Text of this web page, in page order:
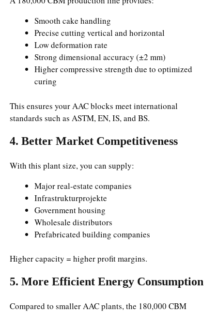
Smooth cake handling
Precise cutting vertical and horizontal
Low deformation rate
Strong dimensional accuracy (±2 mm)
Higher compressive strength due to optimized
curing
This ensures your AAC blocks meet international
standards such as ASTM, EN, IS, and BS.
4. Better Market Competitiveness
With this plant size, you can supply:
Major real-estate companies
Infrastrukturprojekte
Government housing
Wholesale distributors
Prefabricated building companies
Higher capacity = higher profit margins.
5. More Efficient Energy Consumption
Compared to smaller AAC plants, the 180,000 CBM